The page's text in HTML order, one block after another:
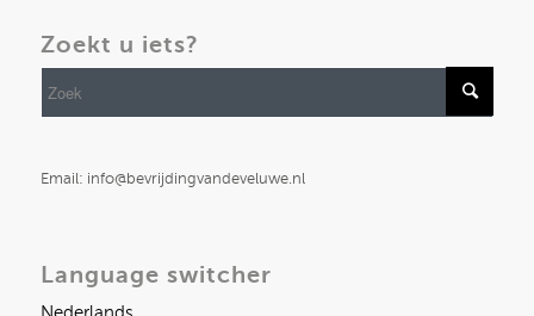
Zoekt u iets?
Email: info@bevrijdingvandeveluwe.nl
Language switcher